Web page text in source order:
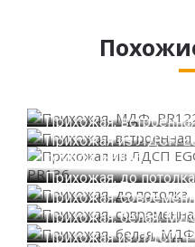
Прихожая,
Прихожая из ЛДСП
тумбой, PR136
Прихожая, до
Прихожая,
Прихожая, белая,
Прихожая из ЛДСП,